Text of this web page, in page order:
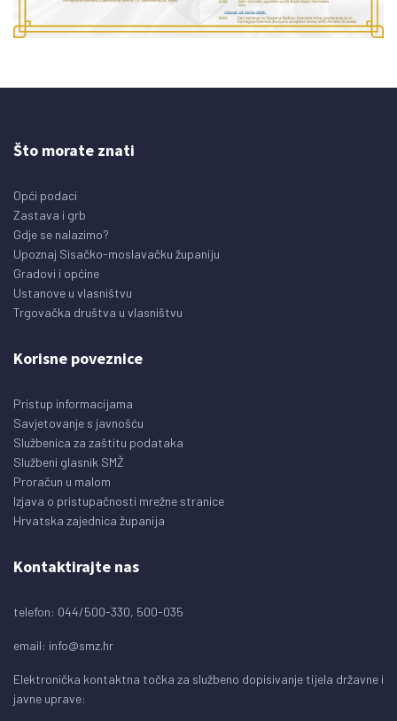
Što morate znati
Opći podaci
Zastava i grb
Gdje se nalazimo?
Upoznaj Sisačko-moslavačku županiju
Gradovi i općine
Ustanove u vlasništvu
Trgovačka društva u vlasništvu
Korisne poveznice
Pristup informacijama
Savjetovanje s javnošću
Službenica za zaštitu podataka
Službeni glasnik SMŽ
Proračun u malom
Izjava o pristupačnosti mrežne stranice
Hrvatska zajednica županija
Kontaktirajte nas
telefon: 044/500-330, 500-035
email: info@smz.hr
Elektronička kontaktna točka za službeno dopisivanje tijela državne i
javne uprave: